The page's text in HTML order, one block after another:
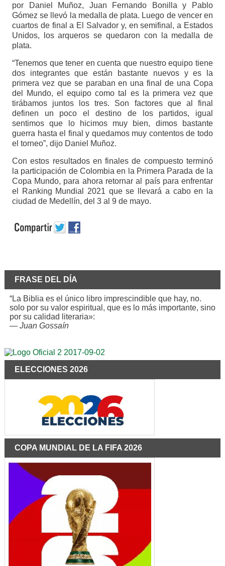
por Daniel Muñoz, Juan Fernando Bonilla y Pablo
Gómez se llevó la medalla de plata. Luego de vencer en
cuartos de final a El Salvador y, en semifinal, a Estados
Unidos, los arqueros se quedaron con la medalla de
plata.
“Tenemos que tener en cuenta que nuestro equipo tiene
dos integrantes que están bastante nuevos y es la
primera vez que se paraban en una final de una Copa
del Mundo, el equipo como tal es la primera vez que
tirábamos juntos los tres. Son factores que al final
definen un poco el destino de los partidos, igual
sentimos que lo hicimos muy bien, dimos bastante
guerra hasta el final y quedamos muy contentos de todo
el torneo”, dijo Daniel Muñoz.
Con estos resultados en finales de compuesto terminó
la participación de Colombia en la Primera Parada de la
Copa Mundo, para ahora retornar al país para enfrentar
el Ranking Mundial 2021 que se llevará a cabo en la
ciudad de Medellín, del 3 al 9 de mayo.
FRASE DEL DÍA
“La Biblia es el único libro imprescindible que hay, no.
solo por su valor espiritual, que es lo más importante, sino
por su calidad literaria»:
— Juan Gossaín
ELECCIONES 2026
COPA MUNDIAL DE LA FIFA 2026